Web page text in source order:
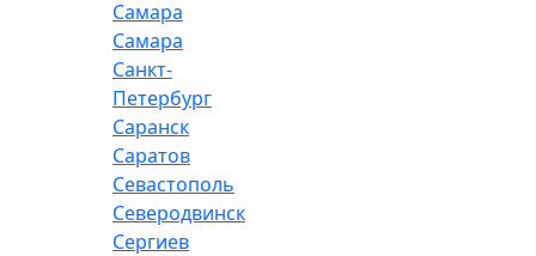
Самара
Самара
Санкт-
Петербург
Саранск
Саратов
Севастополь
Северодвинск
Сергиев